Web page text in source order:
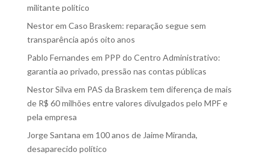
militante político
Nestorem Caso Braskem: reparação segue sem
transparência após oito anos
Pablo Fernandes em PPP do Centro Administrativo:
garantia ao privado, pressão nas contas públicas
Nestor Silva em PAS da Braskem tem diferença de mais
de R$ 60 milhões entre valores divulgados pelo MPF e
pela empresa
Jorge Santana em 100 anos de Jaime Miranda,
desaparecido político